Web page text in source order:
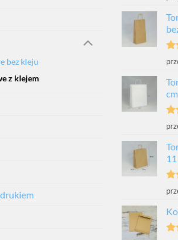
bez kleju
z klejem
na
na
cm
na
na